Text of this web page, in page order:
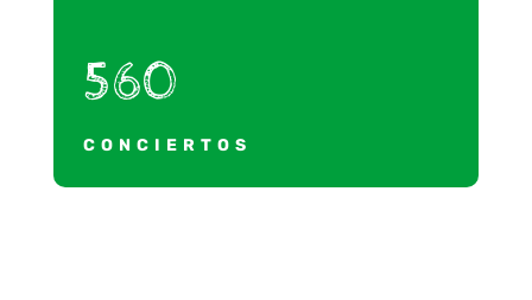
560
CONCIERTOS